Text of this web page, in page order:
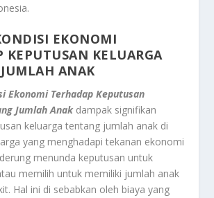
EKONOMI
KEPUTUSAN KELUARGA
ANAK
Ekonomi Terhadap Keputusan
Jumlah Anak dampak signifikan
keluarga tentang jumlah anak di
yang menghadapi tekanan ekonomi
menunda keputusan untuk
memilih untuk memiliki jumlah anak
Hal ini di sebabkan oleh biaya yang